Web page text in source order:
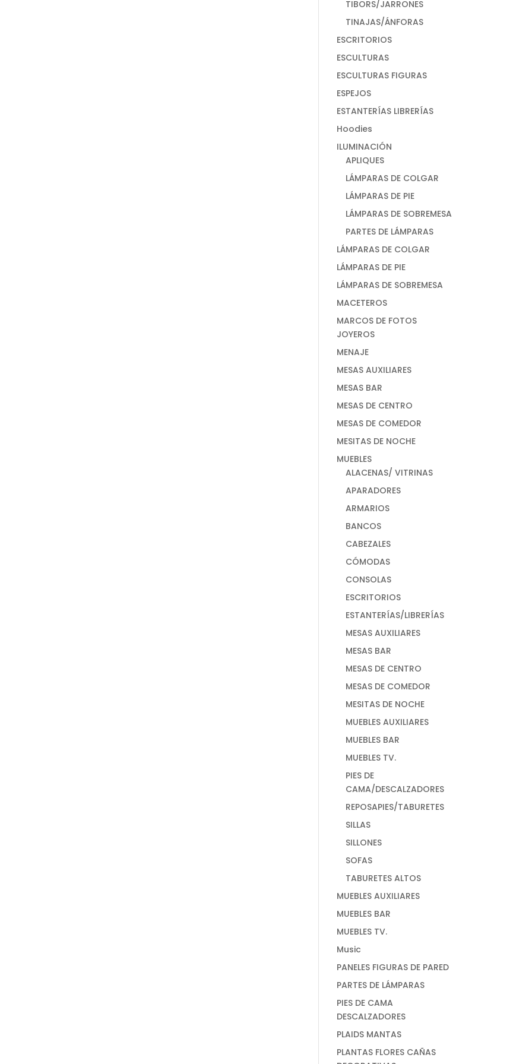
TIBORS/JARRONES
TINAJAS/ÁNFORAS
ESCRITORIOS
ESCULTURAS
ESCULTURAS FIGURAS
ESPEJOS
ESTANTERÍAS LIBRERÍAS
Hoodies
ILUMINACIÓN
APLIQUES
LÁMPARAS DE COLGAR
LÁMPARAS DE PIE
LÁMPARAS DE SOBREMESA
PARTES DE LÁMPARAS
LÁMPARAS DE COLGAR
LÁMPARAS DE PIE
LÁMPARAS DE SOBREMESA
MACETEROS
MARCOS DE FOTOS
JOYEROS
MENAJE
MESAS AUXILIARES
MESAS BAR
MESAS DE CENTRO
MESAS DE COMEDOR
MESITAS DE NOCHE
MUEBLES
ALACENAS/ VITRINAS
APARADORES
ARMARIOS
BANCOS
CABEZALES
CÓMODAS
CONSOLAS
ESCRITORIOS
ESTANTERÍAS/LIBRERÍAS
MESAS AUXILIARES
MESAS BAR
MESAS DE CENTRO
MESAS DE COMEDOR
MESITAS DE NOCHE
MUEBLES AUXILIARES
MUEBLES BAR
MUEBLES TV.
PIES DE
CAMA/DESCALZADORES
REPOSAPIES/TABURETES
SILLAS
SILLONES
SOFAS
TABURETES ALTOS
MUEBLES AUXILIARES
MUEBLES BAR
MUEBLES TV.
Music
PANELES FIGURAS DE PARED
PARTES DE LÁMPARAS
PIES DE CAMA
DESCALZADORES
PLAIDS MANTAS
PLANTAS FLORES CAÑAS